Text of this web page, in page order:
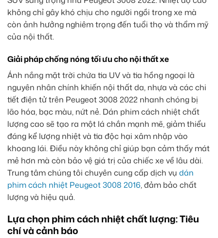
không chỉ gây khó chịu cho người ngồi trong xe mà
còn ảnh hưởng nghiêm trọng đến tuổi thọ và thẩm mỹ
của nội thất.
Giải pháp chống nóng tối ưu cho nội thất xe
Ánh nắng mặt trời chứa tia UV và tia hồng ngoại là
nguyên nhân chính khiến nội thất da, nhựa và các chi
tiết điện tử trên Peugeot 3008 2022 nhanh chóng bị
lão hóa, bạc màu, nứt nẻ. Dán phim cách nhiệt chất
lượng cao sẽ tạo ra một lá chắn mạnh mẽ, giảm thiểu
đáng kể lượng nhiệt và tia độc hại xâm nhập vào
khoang lái. Điều này không chỉ giúp bạn cảm thấy mát
mẻ hơn mà còn bảo vệ giá trị của chiếc xe về lâu dài.
Trung tâm chúng tôi chuyên cung cấp dịch vụ dán
phim cách nhiệt Peugeot 3008 2016, đảm bảo chất
lượng và hiệu quả.
Lựa chọn phim cách nhiệt chất lượng: Tiêu
chí và cảnh báo